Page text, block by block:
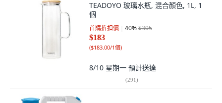
TEADOYO 玻璃水瓶, 混合顏色, 1L, 1
個
首購折扣價 40%$305
$183
($183.00/1個)
8/10 星期一 預計送達
(291)